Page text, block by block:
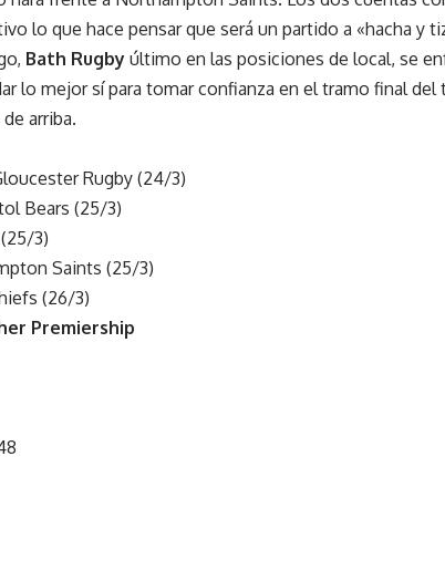
lo que hace pensar que será un partido a «hacha y
Bath Rugby último en las posiciones de local, se
lo mejor sí para tomar confianza en el tramo final
arriba.
Rugby (24/3)
Bears (25/3)
3)
Saints (25/3)
(26/3)
Premiership